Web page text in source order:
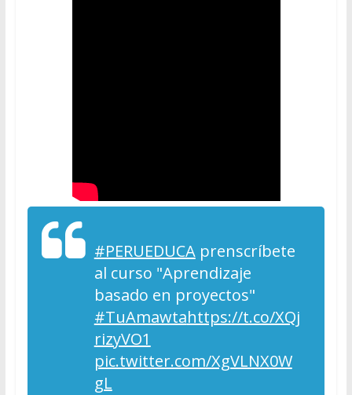
#PERUEDUCAprenscríbete
al curso "Aprendizaje
basado en proyectos"
#TuAmawtahttps://t.co/XQj
rizyVO1
pic.twitter.com/XgVLNX0W
gL